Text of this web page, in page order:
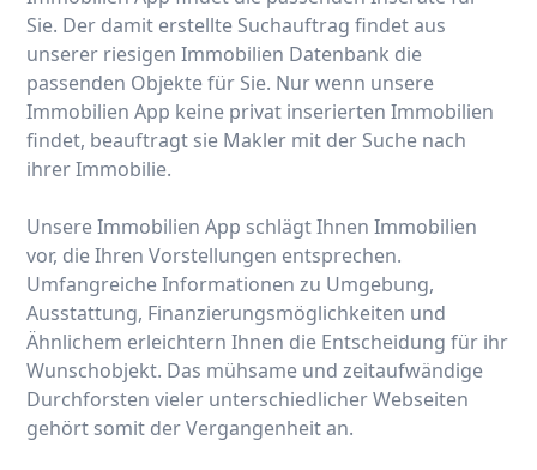
Sie. Der damit erstellte Suchauftrag findet aus
unserer riesigen Immobilien Datenbank die
passenden Objekte für Sie. Nur wenn unsere
Immobilien App keine privat inserierten Immobilien
findet, beauftragt sie Makler mit der Suche nach
ihrer Immobilie.
Unsere Immobilien App schlägt Ihnen Immobilien
vor, die Ihren Vorstellungen entsprechen.
Umfangreiche Informationen zu Umgebung,
Ausstattung, Finanzierungsmöglichkeiten und
Ähnlichem erleichtern Ihnen die Entscheidung für ihr
Wunschobjekt. Das mühsame und zeitaufwändige
Durchforsten vieler unterschiedlicher Webseiten
gehört somit der Vergangenheit an.